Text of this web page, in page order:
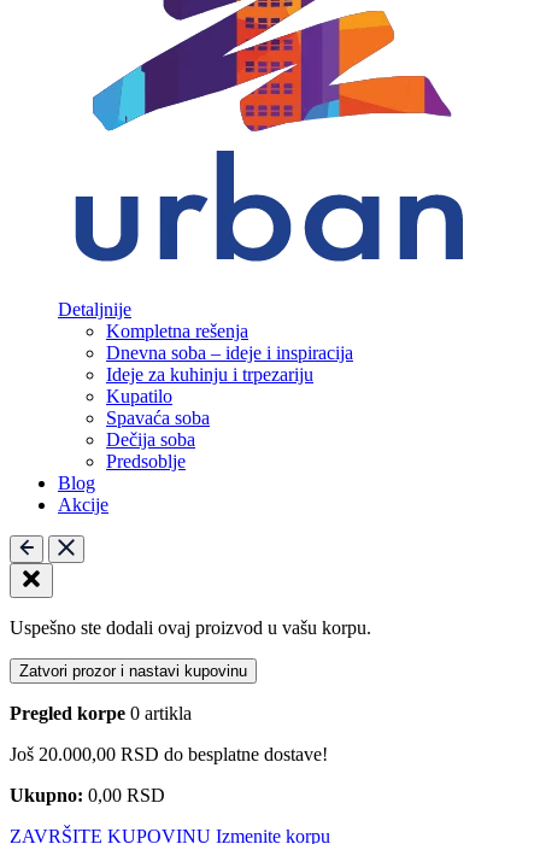
Detaljnije
Kompletna rešenja
Dnevna soba – ideje i inspiracija
Ideje za kuhinju i trpezariju
Kupatilo
Spavaća soba
Dečija soba
Predsoblje
Blog
Akcije
Uspešno ste dodali ovaj proizvod u vašu korpu.
Zatvori prozor i nastavi kupovinu
Pregled korpe 0 artikla
Još 20.000,00 RSD do besplatne dostave!
Ukupno: 0,00 RSD
ZAVRŠITE KUPOVINU Izmenite korpu